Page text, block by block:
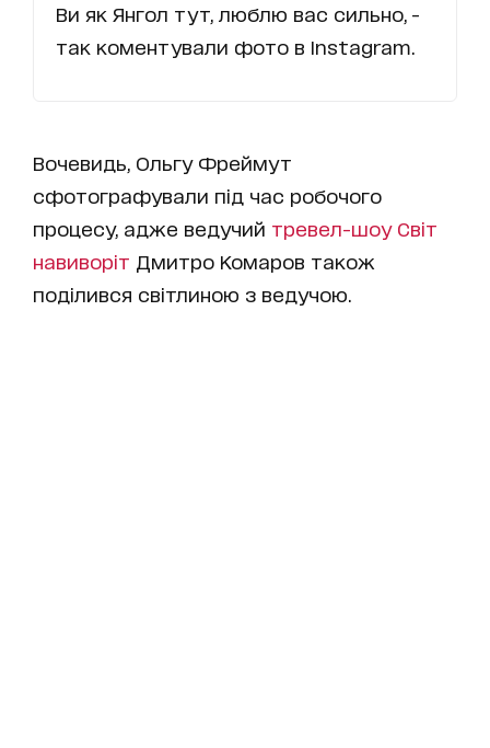
Ви як Янгол тут, люблю вас сильно, -
так коментували фото в Instagram.
Вочевидь, Ольгу Фреймут
сфотографували під час робочого
процесу, адже ведучий тревел-шоу Світ
навиворіт Дмитро Комаров також
поділився світлиною з ведучою.